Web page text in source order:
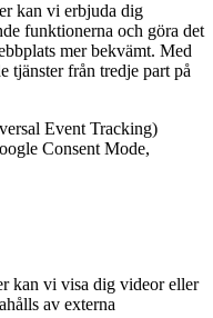
kan vi erbjuda dig
funktionerna och göra det
mer bekvämt. Med
tjänster från tredje part på
Event Tracking)
Consent Mode,
kan vi visa dig videor eller
av externa